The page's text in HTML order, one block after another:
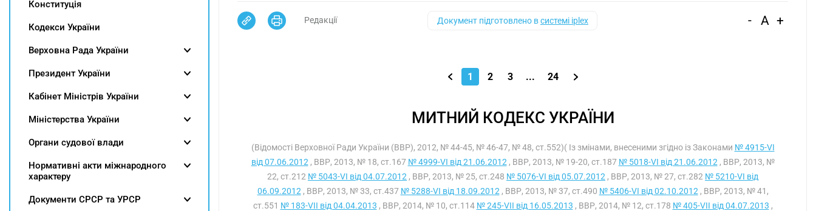
Редакції Документ підготовлено всистемі iplex - A +
1 2 3 ... 24
МИТНИЙ КОДЕКС УКРАЇНИ
(Відомості Верховної Ради України (ВВР), 2012, № 44-45, № 46-47, № 48, ст.552)( Із змінами, внесеними згідно із Законами № 4915-VI
від 07.06.2012 , ВВР, 2013, № 18, ст.167 № 4999-VI від 21.06.2012 , ВВР, 2013, № 19-20, ст.187 № 5018-VI від 21.06.2012 , ВВР, 2013, №
22, ст.212 № 5043-VI від 04.07.2012 , ВВР, 2013, № 25, ст.248 № 5076-VI від 05.07.2012 , ВВР, 2013, № 27, ст.282 № 5210-VI від
06.09.2012 , ВВР, 2013, № 33, ст.437 № 5288-VI від 18.09.2012 , ВВР, 2013, № 37, ст.490 № 5406-VI від 02.10.2012 , ВВР, 2013, № 41,
ст.551 № 183-VII від 04.04.2013 , ВВР, 2014, № 10, ст.114 № 245-VII від 16.05.2013 , ВВР, 2014, № 12, ст.178 № 405-VII від 04.07.2013 ,
Конституція
Кодекси України
Верховна Рада України
Президент України
Кабінет Міністрів України
Міністерства України
Органи судової влади
Нормативні акти міжнародного
характеру
Документи СРСР та УРСР